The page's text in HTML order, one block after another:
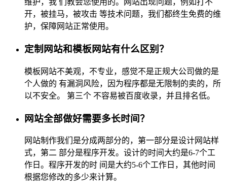
维护，我 们教会您使用的。网站出现问题，例如打不
开，被挂马，被攻击 等技术问题，我们都终生免费的维
护，保障网站正常使用。
定制网站和模板网站有什么区别？
模板网站不美观，不专业，感觉不是正规大公司做的是
个人做的 有漏洞风险，因为程序都是无限制的卖的，所
以不安全。 第三个 不容易被百度收录，并且排名低。
网站全部做好需要多长时间？
网站制作我们是分成两部分的，第一部分是设计网站样
式，第二 部分是程序开发。设计的时间大约是6-7个工
作日。程序开发的时 间是大约5-6个工作日，其他时间
根据您修改的多少来计算。